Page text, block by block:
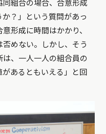
組合の場合、合意形成
？」という質問があっ
形成に時間はかかり、
めない。しかし、そう
は、一人一人の組合員の
あるともいえる」と回